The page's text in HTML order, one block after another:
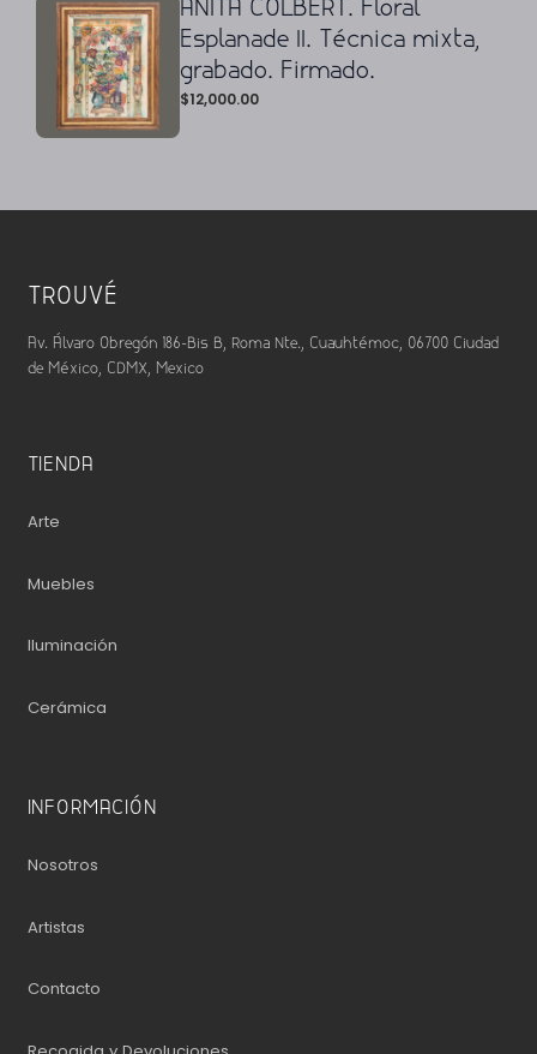
ANITA COLBERT. Floral
Esplanade II. Técnica mixta,
grabado. Firmado.
$12,000.00
TROUVÉ
Av. Álvaro Obregón 186-Bis B, Roma Nte., Cuauhtémoc, 06700 Ciudad
de México, CDMX, Mexico
TIENDA
Arte
Muebles
Iluminación
Cerámica
INFORMACIÓN
Nosotros
Artistas
Contacto